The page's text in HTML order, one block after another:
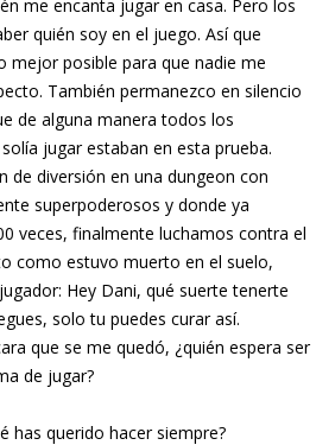
me encanta jugar en casa. Pero los
quién soy en el juego. Así que
mejor posible para que nadie me
También permanezco en silencio
de alguna manera todos los
jugar estaban en esta prueba.
de diversión en una dungeon con
superpoderosos y donde ya
veces, finalmente luchamos contra el
como estuvo muerto en el suelo,
Hey Dani, qué suerte tenerte
solo tu puedes curar así.
que se me quedó, ¿quién espera ser
de jugar?
has querido hacer siempre?